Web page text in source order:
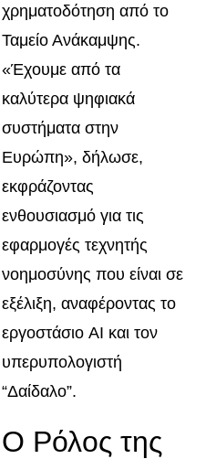
χρηματοδότηση από το
Ταμείο Ανάκαμψης.
«Έχουμε από τα
καλύτερα ψηφιακά
συστήματα στην
Ευρώπη», δήλωσε,
εκφράζοντας
ενθουσιασμό για τις
εφαρμογές τεχνητής
νοημοσύνης που είναι σε
εξέλιξη, αναφέροντας το
εργοστάσιο AI και τον
υπερυπολογιστή
“Δαίδαλο”.
Ο Ρόλος της